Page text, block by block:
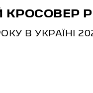
КРОСОВЕР
В УКРАЇНІ